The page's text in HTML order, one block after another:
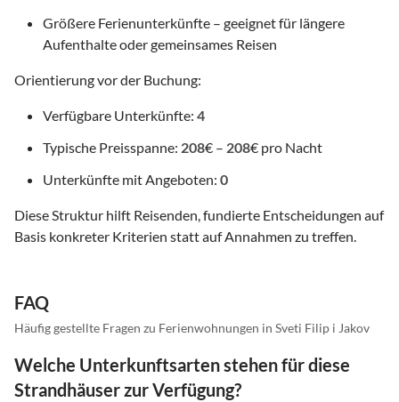
Größere Ferienunterkünfte – geeignet für längere
Aufenthalte oder gemeinsames Reisen
Orientierung vor der Buchung:
Verfügbare Unterkünfte: 4
Typische Preisspanne: 208€ – 208€ pro Nacht
Unterkünfte mit Angeboten: 0
Diese Struktur hilft Reisenden, fundierte Entscheidungen auf
Basis konkreter Kriterien statt auf Annahmen zu treffen.
FAQ
Häufig gestellte Fragen zu Ferienwohnungen in Sveti Filip i Jakov
Welche Unterkunftsarten stehen für diese
Strandhäuser zur Verfügung?